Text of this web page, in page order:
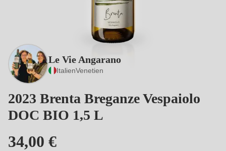
Le Vie Angarano
ItalienVenetien
2023 Brenta Breganze Vespaiolo
DOC BIO 1,5 L
34,00 €